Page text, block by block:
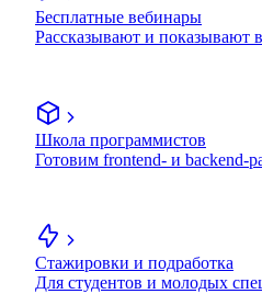
Бесплатные вебинары
Рассказывают и показывают
Школа программистов
Готовим frontend- и backend-
Стажировки и подработка
Для студентов и молодых